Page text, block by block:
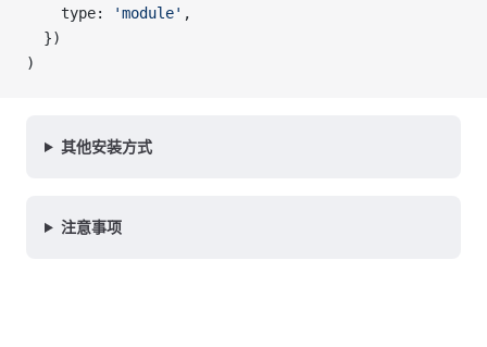
    type:
'module' ,
  })
)
其他安装方式
注意事项